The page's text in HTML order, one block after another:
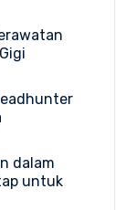
dalam
untuk